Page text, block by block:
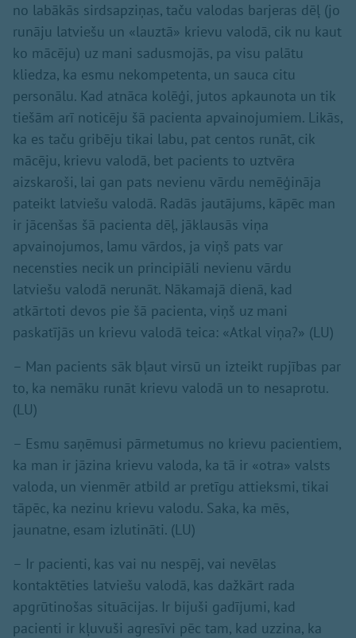
no labākās sirdsapziņas, taču valodas barjeras dēļ (jo
runāju latviešu un «lauztā» krievu valodā, cik nu kaut
ko mācēju) uz mani sadusmojās, pa visu palātu
kliedza, ka esmu nekompetenta, un sauca citu
personālu. Kad atnāca kolēģi, jutos apkaunota un tik
tiešām arī noticēju šā pacienta apvainojumiem. Likās,
ka es taču gribēju tikai labu, pat centos runāt, cik
mācēju, krievu valodā, bet pacients to uztvēra
aizskaroši, lai gan pats nevienu vārdu nemēģināja
pateikt latviešu valodā. Radās jautājums, kāpēc man
ir jācenšas šā pacienta dēļ, jāklausās viņa
apvainojumos, lamu vārdos, ja viņš pats var
necensties necik un principiāli nevienu vārdu
latviešu valodā nerunāt. Nākamajā dienā, kad
atkārtoti devos pie šā pacienta, viņš uz mani
paskatījās un krievu valodā teica: «Atkal viņa?» (LU)
– Man pacients sāk bļaut virsū un izteikt rupjības par
to, ka nemāku runāt krievu valodā un to nesaprotu.
(LU)
– Esmu saņēmusi pārmetumus no krievu pacientiem,
ka man ir jāzina krievu valoda, ka tā ir «otra» valsts
valoda, un vienmēr atbild ar pretīgu attieksmi, tikai
tāpēc, ka nezinu krievu valodu. Saka, ka mēs,
jaunatne, esam izlutināti. (LU)
– Ir pacienti, kas vai nu nespēj, vai nevēlas
kontaktēties latviešu valodā, kas dažkārt rada
apgrūtinošas situācijas. Ir bijuši gadījumi, kad
pacienti ir kļuvuši agresīvi pēc tam, kad uzzina, ka